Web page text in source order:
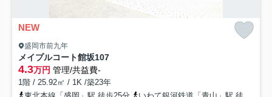
NEW
盛岡市前九年
メイプルコート館坂107
4.3万円 管理/共益費-
1階 / 25.92㎡ / 1K /築23年